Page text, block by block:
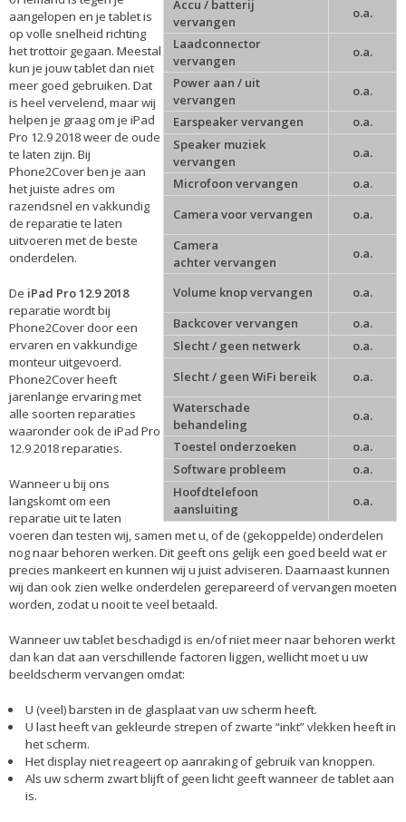
Accu / batterij
vervangen
o.a.
Laadconnector
vervangen
o.a.
Power aan / uit
vervangen
o.a.
Earspeaker vervangen
o.a.
Speaker muziek
vervangen
o.a.
Microfoon vervangen
o.a.
Camera voor vervangen
o.a.
Camera
achter vervangen
o.a.
Volume knop vervangen
o.a.
Backcover vervangen
o.a.
Slecht / geen netwerk
o.a.
Slecht / geen WiFi bereik
o.a.
Waterschade
behandeling
o.a.
Toestel onderzoeken
o.a.
Software probleem
o.a.
Hoofdtelefoon
aansluiting
o.a.
aangelopen en je tablet is
op volle snelheid richting
het trottoir gegaan. Meestal
kun je jouw tablet dan niet
meer goed gebruiken. Dat
is heel vervelend, maar wij
helpen je graag om je iPad
Pro 12.9 2018 weer de oude
te laten zijn. Bij
Phone2Cover ben je aan
het juiste adres om
razendsnel en vakkundig
de reparatie te laten
uitvoeren met de beste
onderdelen.
De iPad Pro 12.9 2018
reparatie wordt bij
Phone2Cover door een
ervaren en vakkundige
monteur uitgevoerd.
Phone2Cover heeft
jarenlange ervaring met
alle soorten reparaties
waaronder ook de iPad Pro
12.9 2018 reparaties.
Wanneer u bij ons
langskomt om een
reparatie uit te laten
voeren dan testen wij, samen met u, of de (gekoppelde) onderdelen
nog naar behoren werken. Dit geeft ons gelijk een goed beeld wat er
precies mankeert en kunnen wij u juist adviseren. Daarnaast kunnen
wij dan ook zien welke onderdelen gerepareerd of vervangen moeten
worden, zodat u nooit te veel betaald.
Wanneer uw tablet beschadigd is en/of niet meer naar behoren werkt
dan kan dat aan verschillende factoren liggen, wellicht moet u uw
beeldscherm vervangen omdat:
U (veel) barsten in de glasplaat van uw scherm heeft.
U last heeft van gekleurde strepen of zwarte “inkt” vlekken heeft in
het scherm.
Het display niet reageert op aanraking of gebruik van knoppen.
Als uw scherm zwart blijft of geen licht geeft wanneer de tablet aan
is.